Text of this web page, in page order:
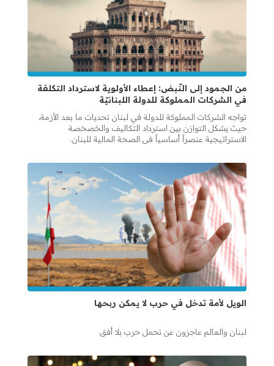
من الجمود إلى النّبض: إعطاء الأولوية لاسترداد التكلفة
في الشركات المملوكة للدولة اللبنانيّة
تواجه الشركات المملوكة للدولة في لبنان تحديات ما بعد الأزمة،
حيث يشكل التوازن بين استرداد التكاليف والخصخصة
الاستراتيجية عنصراً أساسياً في الصحة المالية للبنان.
الويل لأمة تدخل في حرب لا يمكن ربحها
لبنان والعالم عاجزون عن تحمل حرب بلا أفق.